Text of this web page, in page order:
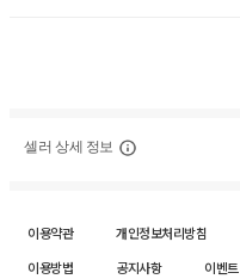
셀러 상세 정보
이용약관 개인정보처리방침
이용방법
공지사항 이벤트